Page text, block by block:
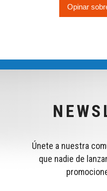
Opinar
Únete a nuestra
que nadie de